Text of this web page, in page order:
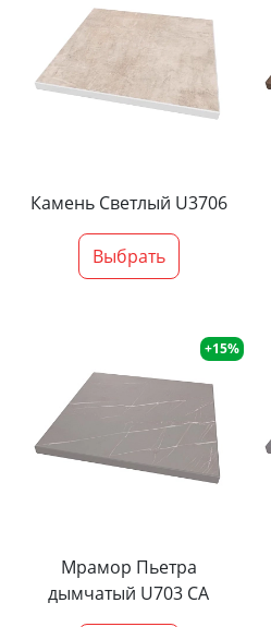
Камень Светлый U3706
Выбрать
+15%
Мрамор Пьетра
дымчатый U703 CA